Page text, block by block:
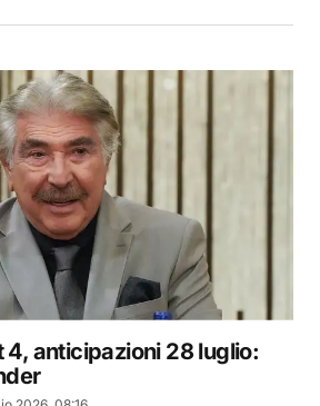
4, anticipazioni 28 luglio: